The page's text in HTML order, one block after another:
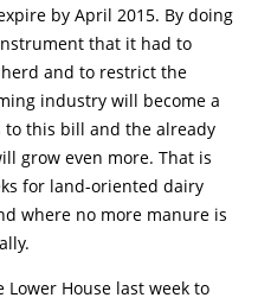
by April 2015. By doing
that it had to
and to restrict the
industry will become a
this bill and the already
grow even more. That is
for land-oriented dairy
where no more manure is
House last week to